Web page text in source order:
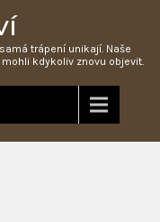
trápení unikají. Naše
kdykoliv znovu objevit.